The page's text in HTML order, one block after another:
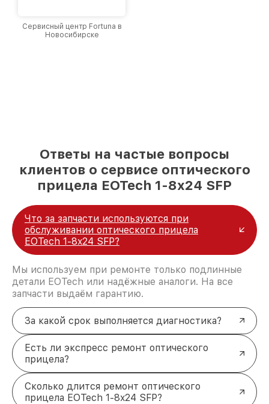
Сервисный центр Fortuna в
Новосибирске
Ответы на частые вопросы
клиентов о сервисе оптического
прицела EOTech 1-8x24 SFP
Что за запчасти используются при
обслуживании оптического прицела
EOTech 1-8x24 SFP?
Мы используем при ремонте только подлинные
детали EOTech или надёжные аналоги. На все
запчасти выдаём гарантию.
За какой срок выполняется диагностика?
Есть ли экспресс ремонт оптического
прицела?
Сколько длится ремонт оптического
прицела EOTech 1-8x24 SFP?